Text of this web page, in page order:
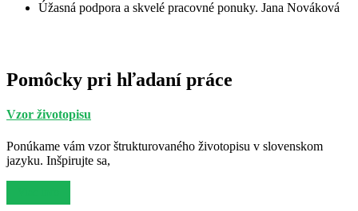
Úžasná podpora a skvelé pracovné ponuky. Jana Nováková
Pomôcky pri hľadaní práce
Vzor životopisu
Ponúkame vám vzor štrukturovaného životopisu v slovenskom
jazyku. Inšpirujte sa,